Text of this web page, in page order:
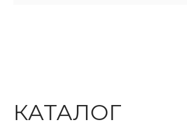
КАТАЛОГ